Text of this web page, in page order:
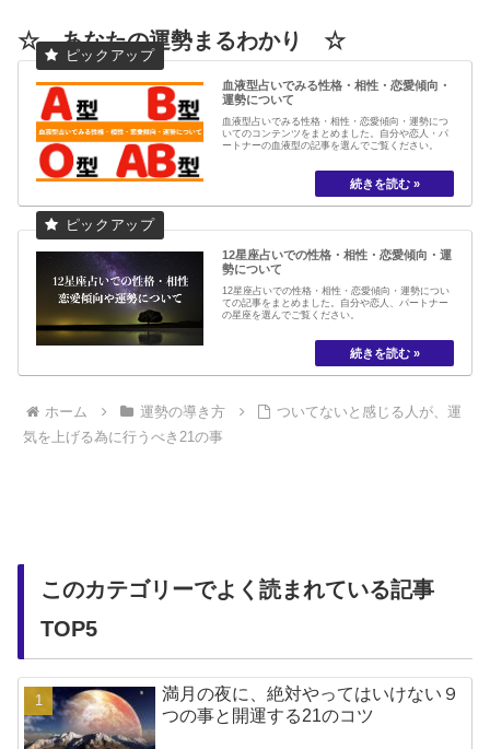
☆ あなたの運勢まるわかり ☆
血液型占いでみる性格・相性・恋愛傾向・
運勢について
血液型占いでみる性格・相性・恋愛傾向・運勢につ
いてのコンテンツをまとめました。自分や恋人・パ
ートナーの血液型の記事を選んでご覧ください。
12星座占いでの性格・相性・恋愛傾向・運
勢について
12星座占いでの性格・相性・恋愛傾向・運勢につい
ての記事をまとめました。自分や恋人、パートナー
の星座を選んでご覧ください。
ホーム 運勢の導き方
ついてないと感じる人が、運
気を上げる為に行うべき21の事
このカテゴリーでよく読まれている記事
TOP5
満月の夜に、絶対やってはいけない９
つの事と開運する21のコツ